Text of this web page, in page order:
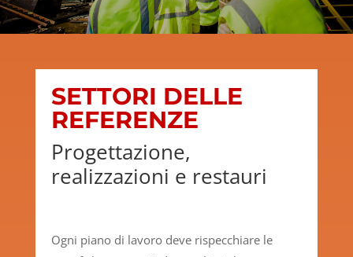
SETTORI DELLE
REFERENZE
Progettazione,
realizzazioni e restauri
Ogni piano di lavoro deve rispecchiare le